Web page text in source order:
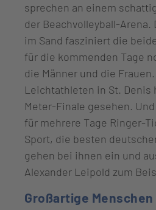
sprechen an einem
der Beachvolleyball-Arena.
im Sand fasziniert die
für die kommenden Tage
die Männer und die
Leichtathleten in St. Denis
Meter-Finale gesehen.
für mehrere Tage Ringer-
Sport, die besten
gehen bei ihnen ein und
Alexander Leipold zum
Großartige Menschen